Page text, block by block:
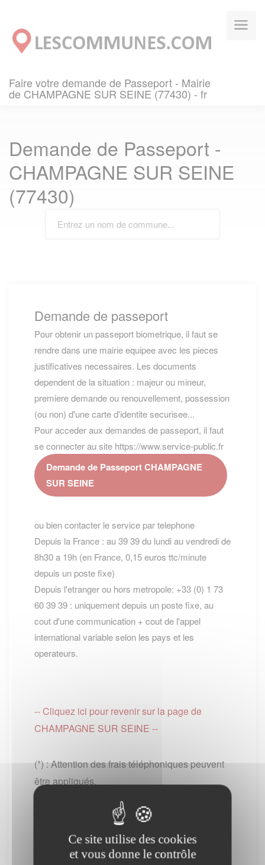
Faire votre demande de Passeport - Mairie
de CHAMPAGNE SUR SEINE (77430) - fr
Demande de Passeport -
CHAMPAGNE SUR SEINE
(77430)
Demande de passeport
Pour obtenir un passeport biometrique, il faut se
rendre dans une mairie equipee avec les pieces
justificatives necessaires. Les documents
dependent de la situation : majeur ou mineur,
premiere demande ou renouvellement, possession
(ou non) d'une carte d'identite securisee...
Pour acceder aux demandes de passeport, il faut
se connecter au site https://www.service-public.fr
Demande de Passeport CHAMPAGNE
SUR SEINE
ou bien contacter le service par telephone
Depuis la France : au 39 39 du lundi au vendredi de
8h30 a 19h (en France, 0,15 euros ttc/minute
depuis un poste fixe)
Depuis l'etranger ou hors metropole: +33 (0) 1 73
60 39 39 : uniquement depuis un poste fixe, au
cout d'une communication + cout de l'appel
international variable selon les pays et les
operateurs.
-- Cliquez ici pour revenir sur la page de
CHAMPAGNE SUR SEINE --
(*) : Attention des frais téléphoniques peuvent
être appliqués.
PS : Le site www.lescommunes.com n'a aucun
Service public
simplement de vous connecter à leur site
internet. Il ne fournit aucune prestation.
Ce site utilise des cookies
et vous donne le contrôle